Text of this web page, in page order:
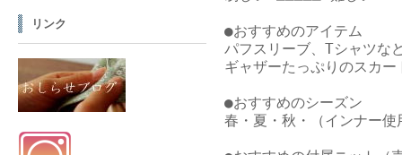
●おすすめのアイテム
パフスリーブ、Tシャツな
ギャザーたっぷりのスカ
●おすすめのシーズン
春・夏・秋・（インナー使
リンク